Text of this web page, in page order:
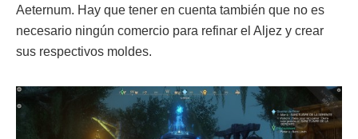
Aeternum. Hay que tener en cuenta también que no es
necesario ningún comercio para refinar el Aljez y crear
sus respectivos moldes.